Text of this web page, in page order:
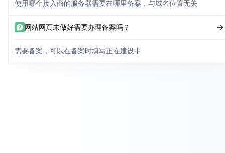
使用哪个接入商的服务器需要在哪里备案，与域名位置无关
网站网页未做好需要办理备案吗？
需要备案，可以在备案时填写正在建设中